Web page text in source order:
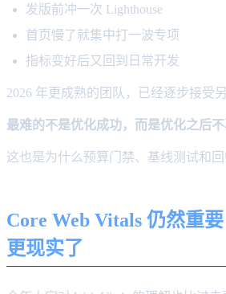
发版前冲一次 Lighthouse
首页慢了就集中打一波专项
指标变好后又回到日常开发
2026 年更成熟的团队，已经逐步接受另
最难的不是优化成功，而是优化之后不
这也是为什么预算门禁、基线测试和回
Core Web Vitals 仍然重
更现实了